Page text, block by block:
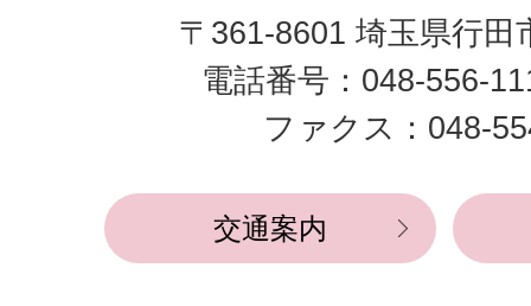
市
役
所
〒361-8601 埼玉県行田
電話番号：048-556-
ファクス：048-
交通案内